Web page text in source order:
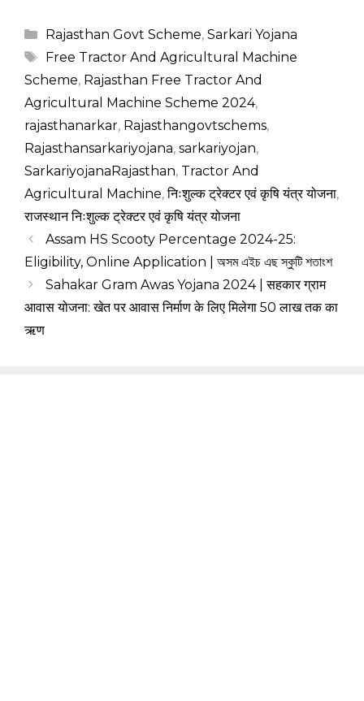
Categories
Rajasthan Govt Scheme, Sarkari Yojana
Tags
Free Tractor And Agricultural Machine
Scheme, Rajasthan Free Tractor And
Agricultural Machine Scheme 2024,
rajasthanarkar, Rajasthangovtschems,
Rajasthansarkariyojana, sarkariyojan,
SarkariyojanaRajasthan, Tractor And
Agricultural Machine,निःशुल्क ट्रेक्टर एवं कृषि यंत्र योजना,
राजस्थान निःशुल्क ट्रेक्टर एवं कृषि यंत्र योजना
Assam HS Scooty Percentage 2024-25:
Eligibility, Online Application | অসম এইচ এছ স্কুটি শতাংশ
Sahakar Gram Awas Yojana 2024 | सहकार ग्राम
आवास योजना: खेत पर आवास निर्माण के लिए मिलेगा 50 लाख तक का
ऋण